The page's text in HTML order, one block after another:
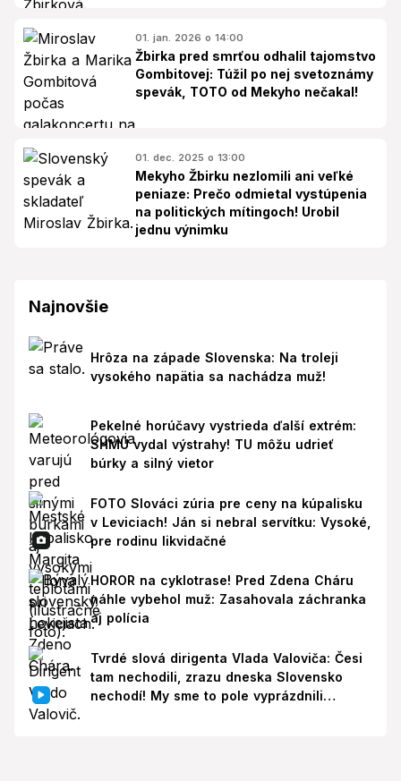
01. jan. 2026 o 14:00
Žbirka pred smrťou odhalil tajomstvo
Gombitovej: Túžil po nej svetoznámy
spevák, TOTO od Mekyho nečakal!
01. dec. 2025 o 13:00
Mekyho Žbirku nezlomili ani veľké
peniaze: Prečo odmietal vystúpenia
na politických mítingoch! Urobil
jednu výnimku
Najnovšie
Hrôza na západe Slovenska: Na troleji
vysokého napätia sa nachádza muž!
Pekelné horúčavy vystrieda ďalší extrém:
SHMÚ vydal výstrahy! TU môžu udrieť
búrky a silný vietor
FOTO Slováci zúria pre ceny na kúpalisku
v Leviciach! Ján si nebral servítku: Vysoké,
pre rodinu likvidačné
HOROR na cyklotrase! Pred Zdena Cháru
náhle vybehol muž: Zasahovala záchranka
aj polícia
Tvrdé slová dirigenta Vlada Valoviča: Česi
tam nechodili, zrazu dneska Slovensko
nechodí! My sme to pole vyprázdnili